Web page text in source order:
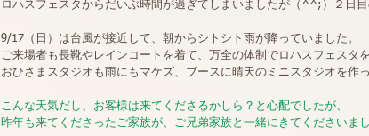
ロハスフェスタからだいぶ時間が過ぎてしまいましたが（^^;）２日目
9/17（日）は台風が接近して、朝からシトシト雨が降っていました。
ご来場者も長靴やレインコートを着て、万全の体制でロハスフェスタ
おひさまスタジオも雨にもマケズ、ブースに晴天のミニスタジオを作
こんな天気だし、お客様は来てくださるかしら？と心配でしたが、
昨年も来てくださったご家族が、ご兄弟家族と一緒にきてくださいまし